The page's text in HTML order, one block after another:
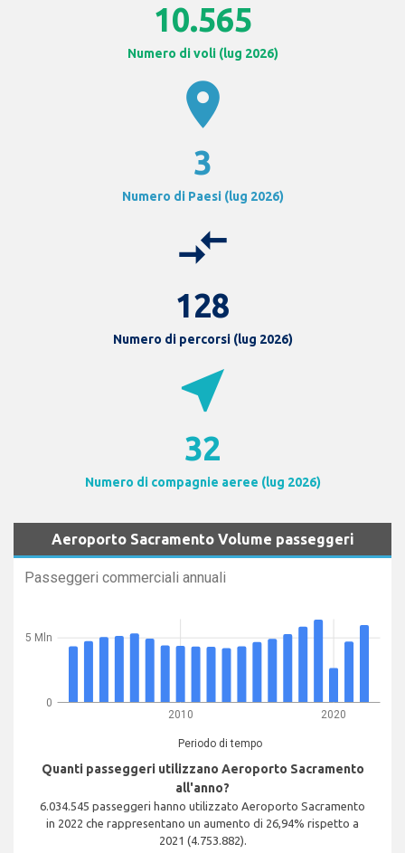
10.565
Numero di voli (lug 2026)
location_on
3
Numero di Paesi (lug 2026)
compare_arrows
128
Numero di percorsi (lug 2026)
near_me
32
Numero di compagnie aeree (lug 2026)
Aeroporto Sacramento Volume passeggeri
Passeggeri commerciali annuali
2010 2020
Periodo di tempo
0
5 Mln
Quanti passeggeri utilizzano Aeroporto Sacramento
all'anno?
6.034.545 passeggeri hanno utilizzato Aeroporto Sacramento
in 2022 che rappresentano un aumento di 26,94% rispetto a
2021 (4.753.882).